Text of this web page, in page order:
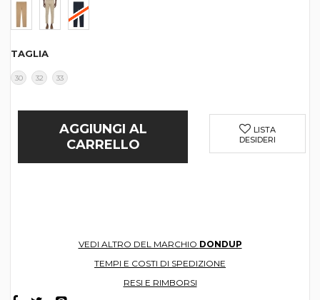
TAGLIA
30 32 33
AGGIUNGI AL
CARRELLO
LISTA
DESIDERI
VEDI ALTRO DEL MARCHIO DONDUP
TEMPI E COSTI DI SPEDIZIONE
RESI E RIMBORSI